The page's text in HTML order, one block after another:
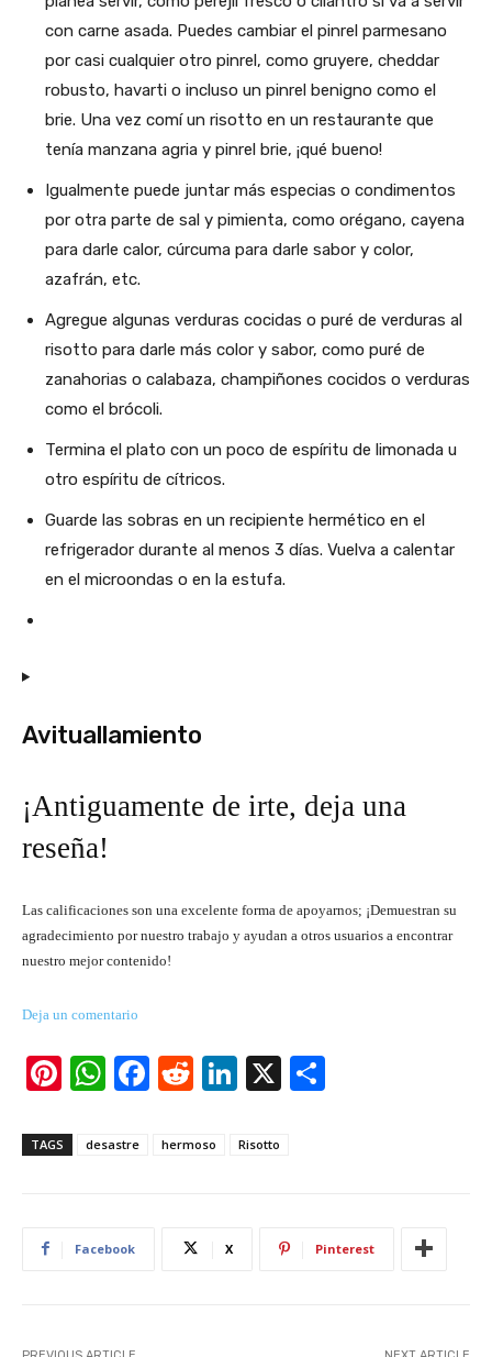
con carne asada. Puedes cambiar el pinrel parmesano
por casi cualquier otro pinrel, como gruyere, cheddar
robusto, havarti o incluso un pinrel benigno como el
brie. Una vez comí un risotto en un restaurante que
tenía manzana agria y pinrel brie, ¡qué bueno!
Igualmente puede juntar más especias o condimentos
por otra parte de sal y pimienta, como orégano, cayena
para darle calor, cúrcuma para darle sabor y color,
azafrán, etc.
Agregue algunas verduras cocidas o puré de verduras al
risotto para darle más color y sabor, como puré de
zanahorias o calabaza, champiñones cocidos o verduras
como el brócoli.
Termina el plato con un poco de espíritu de limonada u
otro espíritu de cítricos.
Guarde las sobras en un recipiente hermético en el
refrigerador durante al menos 3 días. Vuelva a calentar
en el microondas o en la estufa.
Avituallamiento
¡Antiguamente de irte, deja una
reseña!
Las calificaciones son una excelente forma de apoyarnos; ¡Demuestran su
agradecimiento por nuestro trabajo y ayudan a otros usuarios a encontrar
nuestro mejor contenido!
Deja un comentario
Pi
er
W
at
p
F
c
R
d
Li
k
X
TAGS desastre hermoso Risotto
Facebook X Pinterest